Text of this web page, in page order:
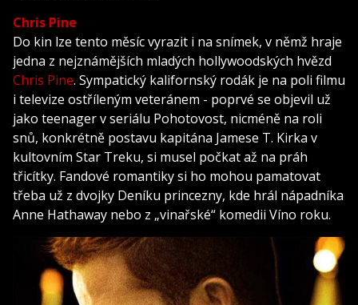
Chris Pine
Do kin lze tento měsíc vyrazit i na snímek, v němž hraje
jedna z nejznámějších mladých hollywoodských hvězd
Chris Pine. Sympatický kalifornský rodák je na poli filmu
i televize ostříleným veteránem - poprvé se objevil už
jako teenager v seriálu Pohotovost, nicméně na roli
snů, konkrétně postavu kapitána Jamese T. Kirka v
kultovním Star Treku, si musel počkat až na práh
třicítky. Fandové romantiky si ho mohou pamatovat
třeba už z dvojky Deníku princezny, kde hrál nápadníka
Anne Hathaway nebo z „vinařské“ komedii Víno roku.